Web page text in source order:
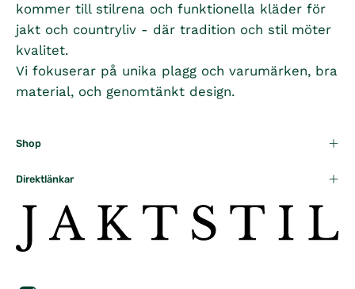
kommer till stilrena och funktionella kläder för
jakt och countryliv - där tradition och stil möter
kvalitet.
Vi fokuserar på unika plagg och varumärken, bra
material, och genomtänkt design.
Shop
Direktlänkar